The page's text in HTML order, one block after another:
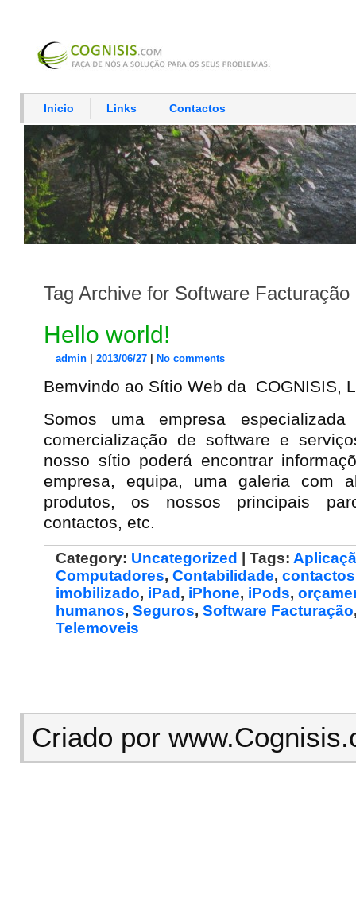
Inicio Links Contactos
Tag Archive for Software Facturação
Hello world!
admin 2013/06/27 No comments
Bemvindo ao Sítio Web da COGNISIS,
Somos uma empresa
comercialização de software e
nosso sítio poderá encontrar
empresa, equipa, uma galeria com
produtos, os nossos principais
contactos, etc.
Category: Uncategorized | Tags:
Computadores, Contabilidade, contactos
imobilizado, iPad , iPhone, iPods,
humanos, Seguros, Software Facturação
Telemoveis
Criado por